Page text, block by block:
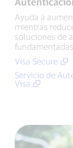
Ayuda a
mientras
soluciones de
Visa Secure
Servicio de
Visa